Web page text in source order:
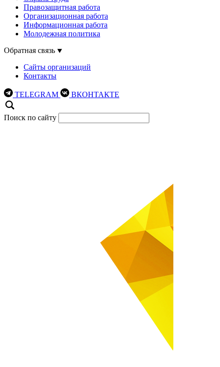
Правозащитная работа
Организационная работа
Информационная работа
Молодежная политика
Обратная связь
Сайты организаций
Контакты
TELEGRAM ВКОНТАКТЕ
Поиск по сайту